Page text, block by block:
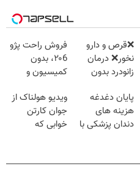
❌قرص‌ و دارو
نخور❌ درمان
زانودرد بدون
فروش راحت پژو
۲۰6، بدون
کمیسیون و
پایان دغدغه
هزینه های
دندان پزشکی با
ویدیو هولناک از
جوان کارتن
خوابی که